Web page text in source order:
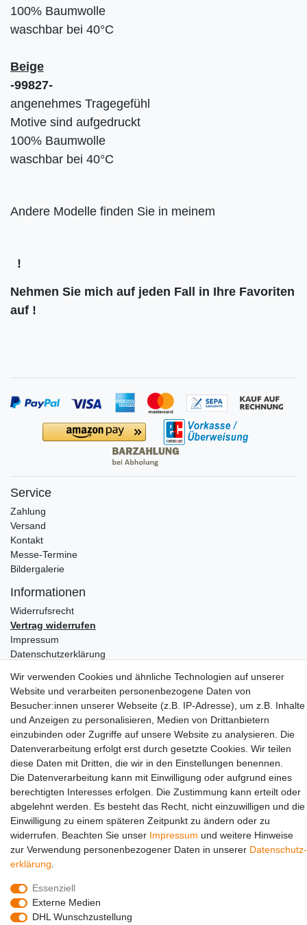
100% Baumwolle
waschbar bei 40°C
Beige
-99827-
angenehmes Tragegefühl
Motive sind aufgedruckt
100% Baumwolle
waschbar bei 40°C
Andere Modelle finden Sie in meinem
!
Nehmen Sie mich auf jeden Fall in Ihre Favoriten
auf !
Service
Zahlung
Versand
Kontakt
Messe-Termine
Bildergalerie
Informationen
Widerrufs­recht
Vertrag widerrufen
Impressum
Daten­schutz­erklärung
Partners
Social Media
Wir verwenden Cookies und ähnliche Technologien auf unserer
Website und verarbeiten personenbezogene Daten von
Besucher:innen unserer Webseite (z.B. IP-Adresse), um z.B. Inhalte
und Anzeigen zu personalisieren, Medien von Drittanbietern
einzubinden oder Zugriffe auf unsere Website zu analysieren. Die
Datenverarbeitung erfolgt erst durch gesetzte Cookies. Wir teilen
diese Daten mit Dritten, die wir in den Einstellungen benennen.
Die Datenverarbeitung kann mit Einwilligung oder aufgrund eines
berechtigten Interesses erfolgen. Die Zustimmung kann erteilt oder
abgelehnt werden. Es besteht das Recht, nicht einzuwilligen und die
Einwilligung zu einem späteren Zeitpunkt zu ändern oder zu
widerrufen. Beachten Sie unser Impressum und weitere Hinweise
zur Verwendung personenbezogener Daten in unserer Daten­schutz­
erklärung
Essenziell
Externe Medien
DHL Wunschzustellung